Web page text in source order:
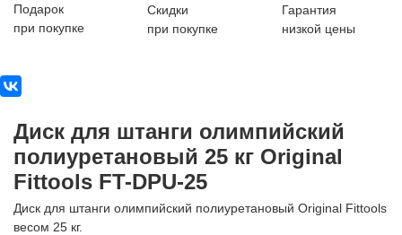
Подарок
при покупке
Скидки
при покупке
Гарантия
низкой цены
Диск для штанги олимпийский
полиуретановый 25 кг Original
Fittools FT-DPU-25
Диск для штанги олимпийский полиуретановый Original Fittools
весом 25 кг.